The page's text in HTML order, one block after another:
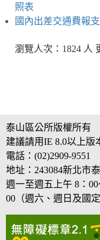
照表
國內出差交通費報
瀏覽人次：1824 人
泰山區公所版權所有
建議請用IE 8.0以上版
電話：(02)2909-9551
地址：243084新北市
週一至週五上午 8：00
00（週六、週日及國